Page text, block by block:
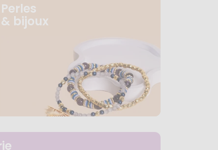
Perles
& bijoux